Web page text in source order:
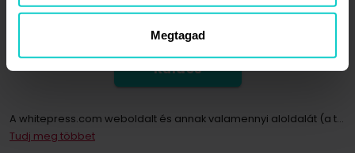
Megtagad
nem felelnek meg ahozzászólások közzétételének
Küldés
A whitepress.com weboldalt és annak valamennyi aloldalát (a továbbiakban: Weboldal) használó személyek személyes adatainak kezelője az Európai Parlament és a Tanács 2016. április 27-i (EU) 2016/679 rendelete értelmében a személyes adatok feldolgozásával és az ilyen adatok szabad áramlásával, valamint a 95/46/EK irányelv (a továbbiakban: GDPR) hatályon kívül helyezése tekintetében közösen „WhitePress Kft, amelynek székhelye 2161 Csomád, Verebeshegy utca 11 és bekerült a Bielsko-Biała Kerületi Bíróság által vezetett Nemzeti Bírósági Nyilvántartás vállalkozói nyilvántartásába, az Országos Bírósági Nyilvántartás 8. Kereskedelmi Osztálya KRS-számon: 0000651339, NIP: 9372667797, REGON: 243400145 és egyéb cégek a
A hírlevélre való feliratkozással Ön hozzájárul ahhoz, hogy a WhitePress Kft. által kínált szolgáltatások és áruk közvetlen marketingjével kapcsolatos kereskedelmi információk elektronikus kommunikációs eszközökön, különösen e-mailen keresztül küldjenek. és megbízható üzleti partnerei, akik érdeklődnek saját termékeik vagy szolgáltatásaik értékesítésében. Személyes adatai kezelésének jogalapja az Ön hozzájárulása (GDPR 6. cikk (1) bekezdés a) pont).
Tudj meg többet